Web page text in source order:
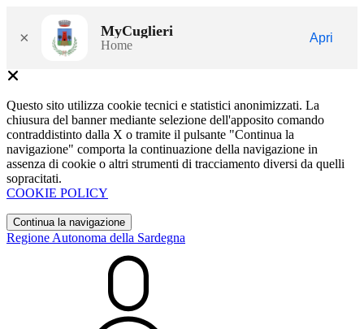
× MyCuglieri
Home
Apri
Questo sito utilizza cookie tecnici e statistici anonimizzati. La
chiusura del banner mediante selezione dell'apposito comando
contraddistinto dalla X o tramite il pulsante "Continua la
navigazione" comporta la continuazione della navigazione in
assenza di cookie o altri strumenti di tracciamento diversi da quelli
sopracitati.
COOKIE POLICY
Continua la navigazione
Regione Autonoma della Sardegna